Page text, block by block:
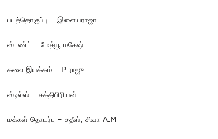
படத்தொகுப்பு – இளையராஜா
ஸ்டண்ட் – மேத்யூ மகேஷ்
கலை இயக்கம் – P ராஜு
ஸ்டில்ஸ் – சக்திபிரியன்
மக்கள் தொடர்பு – சதீஸ், சிவா AIM